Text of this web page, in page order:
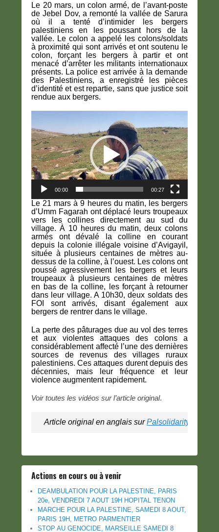
Le 20 mars, un colon armé, de l’avant-poste
de Jebel Dov, a remonté la vallée de Sarura
où il a tenté d’intimider les bergers
palestiniens en les poussant hors de la
vallée. Le colon a appelé les colons/soldats
à proximité qui sont arrivés et ont soutenu le
colon, forçant les bergers à partir et ont
menacé d’arrêter les militants internationaux
présents. La police est arrivée à la demande
des Palestiniens, a enregistré les pièces
d’identité et est repartie, sans que justice soit
rendue aux bergers.
00:00 00:27
Le 21 mars à 9 heures du matin, les bergers
d’Umm Fagarah ont déplacé leurs troupeaux
vers les collines directement au sud du
village. À 10 heures du matin, deux colons
armés ont dévalé la colline en courant
depuis la colonie illégale voisine d’Avigayil,
située à plusieurs centaines de mètres au-
dessus de la colline, à l’ouest. Les colons ont
poussé agressivement les bergers et leurs
troupeaux à plusieurs centaines de mètres
en bas de la colline, les forçant à retourner
dans leur village. A 10h30, deux soldats des
FOI sont arrivés, disant également aux
bergers de rentrer dans le village.
La perte des pâturages due au vol des terres
et aux violentes attaques des colons a
considérablement affecté l’une des dernières
sources de revenus des villages ruraux
palestiniens. Ces attaques durent depuis des
décennies, mais leur fréquence et leur
violence augmentent rapidement.
Voir toutes les vidéos sur l’article original.
Article original en anglais sur Palsolidarity.org
Actions en cours ou à venir
DEAMBULATION POUR LA PALESTINE, PARIS
20e, VENDREDI 7 AOUT 19H HOPITAL TENON
MARCHE POUR LA PALESTINE, SAMEDI 8 AOUT,
PARIS 19H, METRO PARMENTIER
STOP AU GENOCIDE, MARSEILLE SAMEDI 8